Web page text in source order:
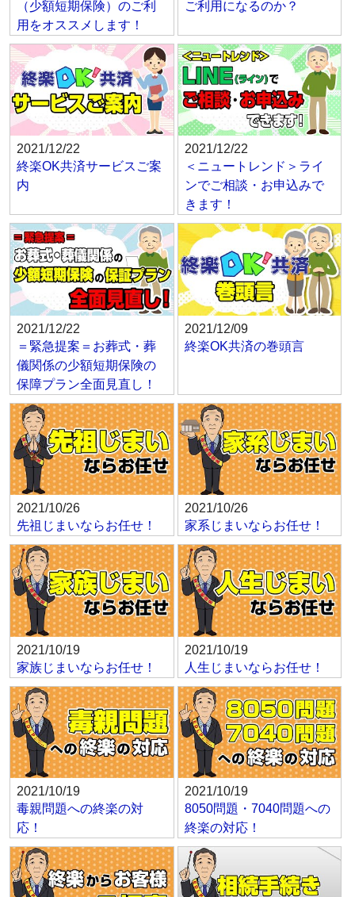
（少額短期保険）のご利
用をオススメします！
ご利用になるのか？
2021/12/22
終楽OK共済サービスご案
内
2021/12/22
＜ニュートレンド＞ライ
ンでご相談・お申込みで
きます！
2021/12/22
＝緊急提案＝お葬式・葬
儀関係の少額短期保険の
保障プラン全面見直し！
2021/12/09
終楽OK共済の巻頭言
2021/10/26
先祖じまいならお任せ！
2021/10/26
家系じまいならお任せ！
2021/10/19
家族じまいならお任せ！
2021/10/19
人生じまいならお任せ！
2021/10/19
毒親問題への終楽の対
応！
2021/10/19
8050問題・7040問題への
終楽の対応！